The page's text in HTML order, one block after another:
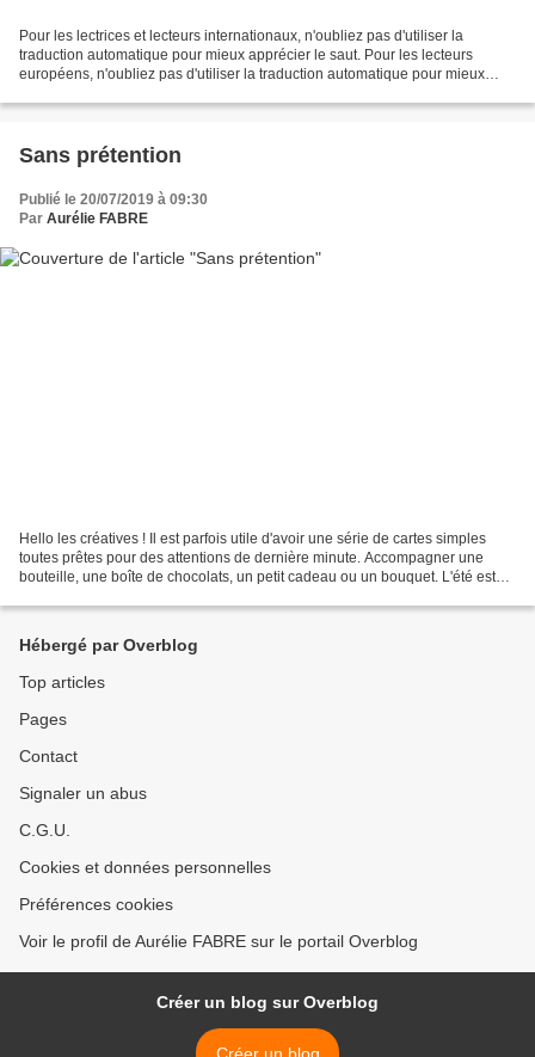
Pour les lectrices et lecteurs internationaux, n'oubliez pas d'utiliser la
traduction automatique pour mieux apprécier le saut. Pour les lecteurs
européens, n'oubliez pas d'utiliser la traduction automatique pour mieux
Sans prétention
Publié le 20/07/2019 à 09:30
Par Aurélie FABRE
Hello les créatives ! Il est parfois utile d'avoir une série de cartes simples
toutes prêtes pour des attentions de dernière minute. Accompagner une
bouteille, une boîte de chocolats, un petit cadeau ou un bouquet. L'été est
Hébergé par Overblog
Top articles
Pages
Contact
Signaler un abus
C.G.U.
Cookies et données personnelles
Préférences cookies
Voir le profil de Aurélie FABRE sur le portail Overblog
Créer un blog sur Overblog